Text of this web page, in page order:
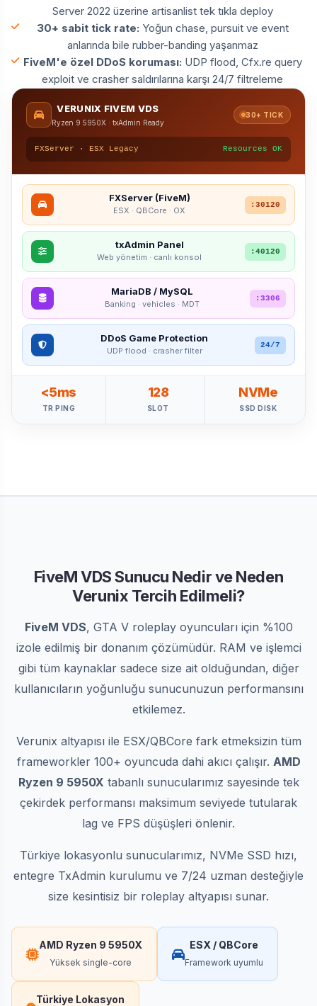
Server 2022 üzerine artisanlist tek tıkla deploy
30+ sabit tick rate: Yoğun chase, pursuit ve event
anlarında bile rubber-banding yaşanmaz
FiveM'e özel DDoS koruması: UDP flood, Cfx.re query
exploit ve crasher saldırılarına karşı 24/7 filtreleme
VERUNIX FIVEM VDS
Ryzen 9 5950X · txAdmin Ready
30+ TICK
FXServer · ESX Legacy Resources OK
FXServer (FiveM)
ESX · QBCore · OX
:30120
txAdmin Panel
Web yönetim · canlı konsol
:40120
MariaDB / MySQL
Banking · vehicles · MDT
:3306
DDoS Game Protection
UDP flood · crasher filter
24/7
<5ms
TR PING
128
SLOT
NVMe
SSD DISK
FiveM VDS Sunucu Nedir ve Neden
Verunix Tercih Edilmeli?
FiveM VDS, GTA V roleplay oyuncuları için %100
izole edilmiş bir donanım çözümüdür. RAM ve işlemci
gibi tüm kaynaklar sadece size ait olduğundan, diğer
kullanıcıların yoğunluğu sunucunuzun performansını
etkilemez.
Verunix altyapısı ile ESX/QBCore fark etmeksizin tüm
frameworkler 100+ oyuncuda dahi akıcı çalışır. AMD
Ryzen 9 5950X tabanlı sunucularımız sayesinde tek
çekirdek performansı maksimum seviyede tutularak
lag ve FPS düşüşleri önlenir.
Türkiye lokasyonlu sunucularımız, NVMe SSD hızı,
entegre TxAdmin kurulumu ve 7/24 uzman desteğiyle
size kesintisiz bir roleplay altyapısı sunar.
AMD Ryzen 9 5950X
Yüksek single-core
ESX / QBCore
Framework uyumlu
Türkiye Lokasyon